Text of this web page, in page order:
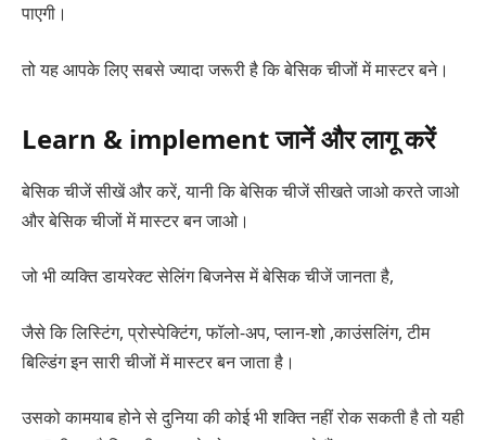
पाएगी।
तो यह आपके लिए सबसे ज्यादा जरूरी है कि बेसिक चीजों में मास्टर बने।
Learn & implement जानें और लागू करें
बेसिक चीजें सीखें और करें, यानी कि बेसिक चीजें सीखते जाओ करते जाओ
और बेसिक चीजों में मास्टर बन जाओ।
जो भी व्यक्ति डायरेक्ट सेलिंग बिजनेस में बेसिक चीजें जानता है,
जैसे कि लिस्टिंग, प्रोस्पेक्टिंग, फॉलो-अप, प्लान-शो ,काउंसलिंग, टीम
बिल्डिंग इन सारी चीजों में मास्टर बन जाता है।
उसको कामयाब होने से दुनिया की कोई भी शक्ति नहीं रोक सकती है तो यही